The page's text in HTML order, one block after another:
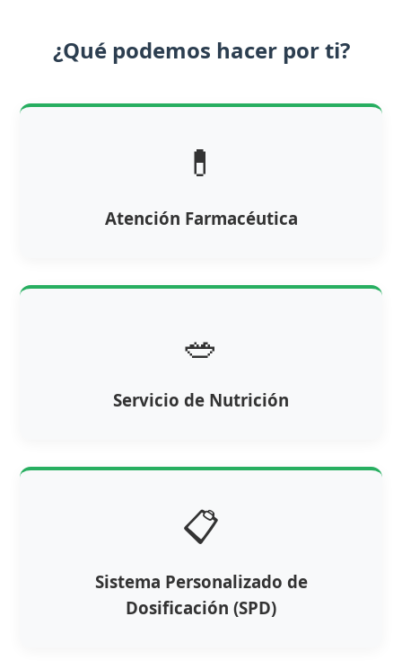
¿Qué podemos hacer por ti?
💊
Atención Farmacéutica
🥗
Servicio de Nutrición
📋
Sistema Personalizado de
Dosificación (SPD)